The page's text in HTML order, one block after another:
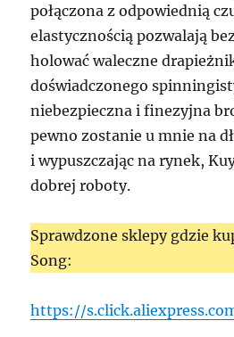
połączona z odpowiednią
elastycznością pozwalają
holować waleczne
doświadczonego
niebezpieczna i finezyjna
pewno zostanie u mnie na
i wypuszczając na rynek,
dobrej roboty.
Sprawdzone sklepy gdzie
Song:
https://